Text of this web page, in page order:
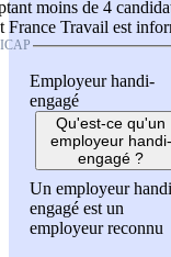
moins de 4
France Travail est
Employeur handi-
engagé
Qu'est-ce qu'un
employeur handi-
engagé ?
Un employeur
engagé est un
employeur reconnu